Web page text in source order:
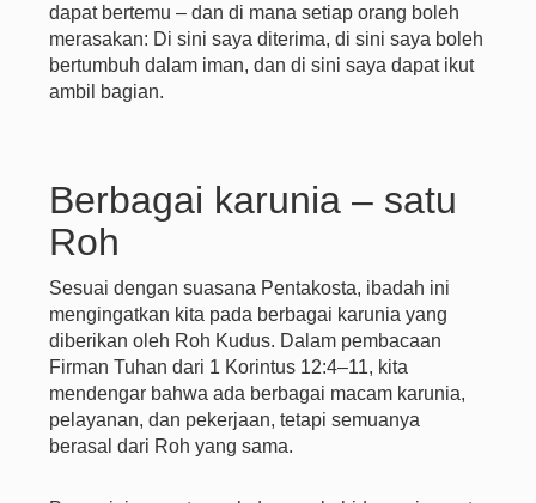
dapat bertemu – dan di mana setiap orang boleh
merasakan: Di sini saya diterima, di sini saya boleh
bertumbuh dalam iman, dan di sini saya dapat ikut
ambil bagian.
Berbagai karunia – satu
Roh
Sesuai dengan suasana Pentakosta, ibadah ini
mengingatkan kita pada berbagai karunia yang
diberikan oleh Roh Kudus. Dalam pembacaan
Firman Tuhan dari 1 Korintus 12:4–11, kita
mendengar bahwa ada berbagai macam karunia,
pelayanan, dan pekerjaan, tetapi semuanya
berasal dari Roh yang sama.